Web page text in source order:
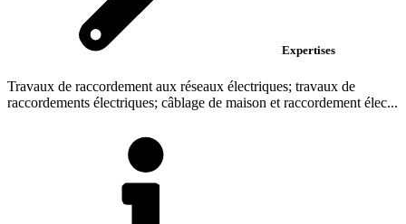
Expertises
Travaux de raccordement aux réseaux électriques; travaux de
raccordements électriques; câblage de maison et raccordement élec...